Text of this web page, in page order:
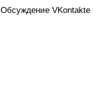
Обсуждение VKontakte